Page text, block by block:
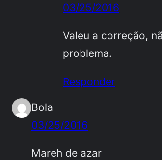
03/25/2016
Valeu a correção,
problema.
Responder
Bola
03/25/2016
Mareh de azar